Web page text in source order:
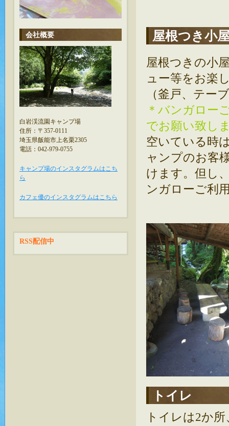
会社概要
白岩渓流園キャンプ場
住所：〒357-0111
埼玉県飯能市上名栗2305
電話：042-979-0755
キャンプ場のインスタグラムはこち
ら
カフェ優のインスタグラムはこちら
RSS配信中
屋根つき小
屋根つきの小
ュー等をお楽
（釜戸、テー
＊バンガロー
でお願い致し
空いている時
ャンプのお客
けます。但し
ンガローご利
トイレ
トイレは2か